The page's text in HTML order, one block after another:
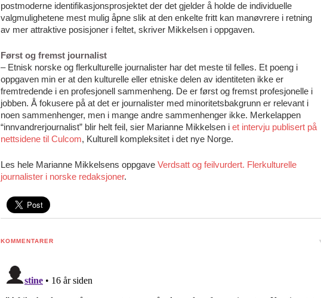
postmoderne identifikasjonsprosjektet der det gjelder å holde de individuelle
valgmulighetene mest mulig åpne slik at den enkelte fritt kan manøvrere i retning
av mer attraktive posisjoner i feltet, skriver Mikkelsen i oppgaven.
Først og fremst journalist
– Etnisk norske og flerkulturelle journalister har det meste til felles. Et poeng i
oppgaven min er at den kulturelle eller etniske delen av identiteten ikke er
fremtredende i en profesjonell sammenheng. De er først og fremst profesjonelle i
jobben. Å fokusere på at det er journalister med minoritetsbakgrunn er relevant i
noen sammenhenger, men i mange andre sammenhenger ikke. Merkelappen
“innvandrerjournalist” blir helt feil, sier Marianne Mikkelsen i et intervju publisert på
nettsidene til Culcom, Kulturell kompleksitet i det nye Norge.
Les hele Marianne Mikkelsens oppgave Verdsatt og feilvurdert. Flerkulturelle
journalister i norske redaksjoner.
KOMMENTARER